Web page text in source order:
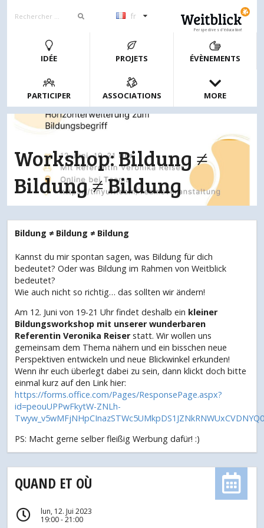
fr
Perspectives d’éducation!
IDÉE PROJETS ÉVÈNEMENTS
PARTICIPER ASSOCIATIONS MORE
Workshop: Bildung ≠
Bildung ≠ Bildung
Bildung ≠ Bildung ≠ Bildung
Kannst du mir spontan sagen, was Bildung für dich
bedeutet? Oder was Bildung im Rahmen von Weitblick
bedeutet?
Wie auch nicht so richtig… das sollten wir ändern!
Am 12. Juni von 19-21 Uhr findet deshalb ein kleiner
Bildungsworkshop mit unserer wunderbaren
Referentin Veronika Reiserstatt. Wir wollen uns
gemeinsam dem Thema nähern und ein bisschen neue
Perspektiven entwickeln und neue Blickwinkel erkunden!
Wenn ihr euch überlegt dabei zu sein, dann klickt doch bitte
einmal kurz auf den Link hier:
https://forms.office.com/Pages/ResponsePage.aspx?
id=peouUPPwFkytW-ZNLh-
PS: Macht gerne selber fleißig Werbung dafür! :)
QUAND ET OÙ
lun, 12. Jui 2023
19:00 - 21:00